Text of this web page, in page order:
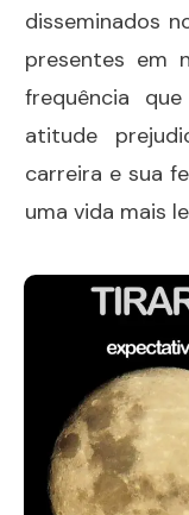
disseminados
presentes em
frequência
atitude
carreira e sua
uma vida mais